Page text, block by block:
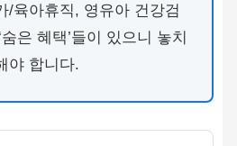
/육아휴직, 영유아 건강검
은 혜택’들이 있으니 놓치
야 합니다.